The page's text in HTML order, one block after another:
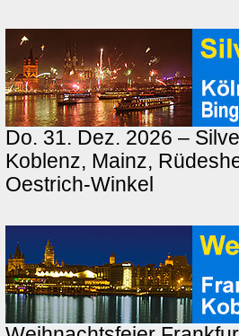
Do. 31. Dez. 2026 –
Koblenz, Mainz,
Oestrich-Winkel